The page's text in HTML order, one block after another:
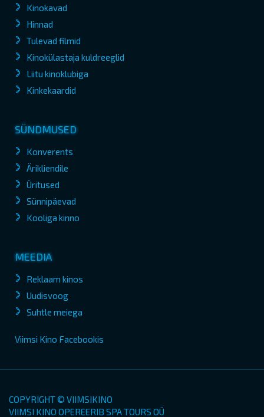
Kinokavad
Hinnad
Tulevad filmid
Kinokülastaja kuldreeglid
Liitu kinoklubiga
Kinkekaardid
SÜNDMUSED
Konverents
Ärikliendile
Üritused
Sünnipäevad
Kooliga kinno
MEEDIA
Reklaam kinos
Uudisvoog
Suhtle meiega
Viimsi Kino Facebookis
COPYRIGHT © VIIMSIKINO
VIIMSI KINO OPEREERIB SPA TOURS OÜ